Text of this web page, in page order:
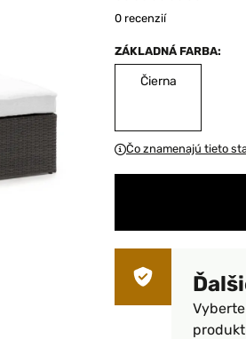
0 recenzií
ZÁKLADNÁ FARBA:
Čierna
Čo znamenajú tieto